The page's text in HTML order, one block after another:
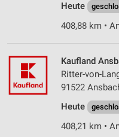
Heute
408,88 km •
Kaufland
Ritter-von-
91522
Heute
408,21 km •
Wir nutzen Ihre Daten für folgende
IAB-Verarbeitungszwecke:
Verwendung reduzierter
Werbeanzeigen
Erstellung von Profilen